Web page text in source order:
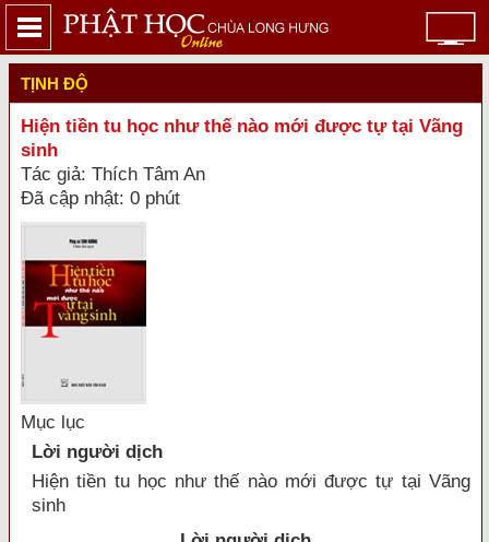
TỊNH ĐỘ
Hiện tiền tu học như thế nào mới được tự tại Vãng
sinh
Tác giả: Thích Tâm An
Đã cập nhật: 0 phút
Mục lục
Lời người dịch
Hiện tiền tu học như thế nào mới được tự tại Vãng
sinh